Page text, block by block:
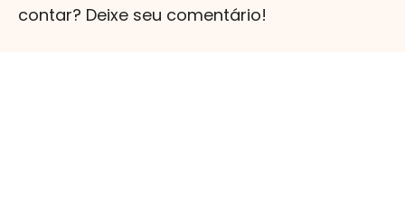
contar? Deixe seu comentário!